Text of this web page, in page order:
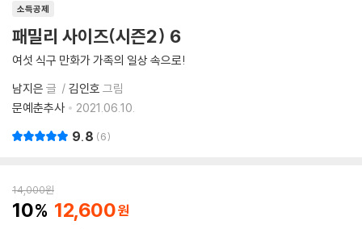
소득공제
패밀리 사이즈(시즌2) 6
여섯 식구 만화가 가족의 일상 속으로!
남지은 글 김인호 그림
문예춘추사
2021.06.10.
9.8 6
14,000원
10 12,600